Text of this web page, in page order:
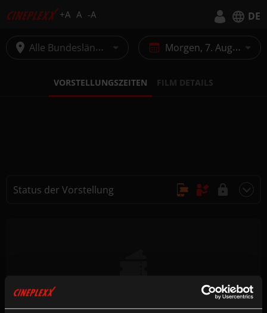
+A A -A DE
Deutsch
Alle Bundesländer Morgen, 7. August
VORSTELLUNGSZEITEN FILM DETAILS
Status der Vorstellung
Keine Vorstellungen verfügbar